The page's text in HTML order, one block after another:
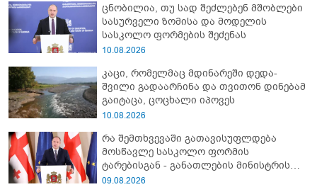
ცნობილია, თუ სად შეძლებენ მშობლები
სასურველი ზომისა და მოდელის
სასკოლო ფორმების შეძენას
10.08.2026
კაცი, რომელმაც მდინარეში დედა-
შვილი გადაარჩინა და თვითონ დინებამ
გაიტაცა, ცოცხალი იპოვეს
10.08.2026
რა შემთხვევაში გათავისუფლდება
მოსწავლე სასკოლო ფორმის
ტარებისგან - განათლების მინისტრის
განმარტება
09.08.2026